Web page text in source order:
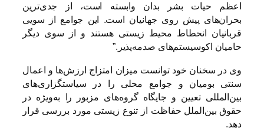
اعظم حیات بشر بدان وابسته است، از جدی‌ترین
بحران‌های پیش روی جهانیان است. این جوامع از سویی
قربانیان انحطاط محیط زیستی هستند و از سوی دیگر
حامیان اکوسیستم‌های صدمه‌پذیر.”
وی در سخنان خود توانست میزان امتزاج ارزش‌ها و اعمال
سنتی بومیان و جوامع محلی را در سیاستگزاری‌های
بین‌المللی تعیین و جایگاه گروه‌های مزبور را به‌ویژه در
حقوق بین‌الملل حفاظت از تنوع زیستی مورد بررسی قرار
دهد.